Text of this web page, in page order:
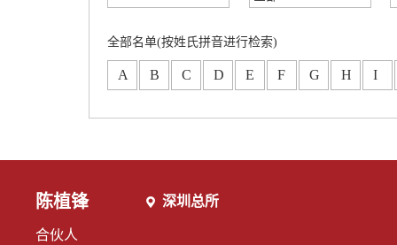
创始合伙人
高级合伙人
全部名单(按姓氏拼音进行检索)
A B C D E F G H I
陈植锋 深圳总所
合伙人